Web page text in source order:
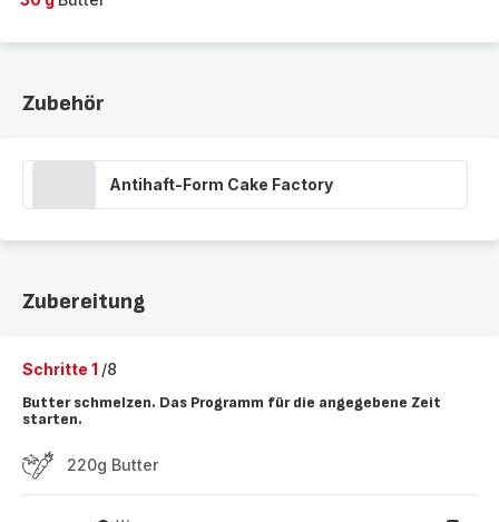
Zubehör
Antihaft-Form Cake Factory
Zubereitung
Schritte 1 /8
Butter schmelzen. Das Programm für die angegebene Zeit
starten.
220g Butter